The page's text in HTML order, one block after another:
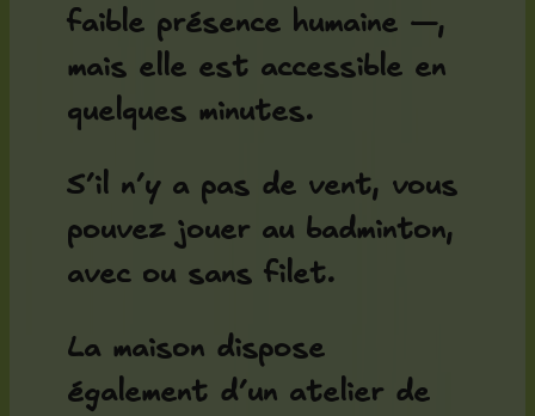
faible présence humaine —,
mais elle est accessible en
quelques minutes.
S’il n’y a pas de vent, vous
pouvez jouer au badminton,
avec ou sans filet.
La maison dispose
également d’un atelier de